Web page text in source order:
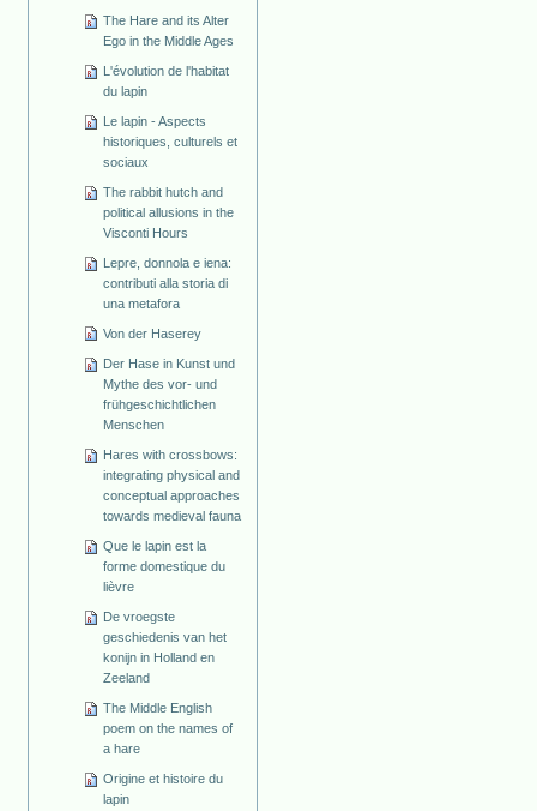
The Hare and its Alter
Ego in the Middle Ages
L'évolution de l'habitat
du lapin
Le lapin - Aspects
historiques, culturels et
sociaux
The rabbit hutch and
political allusions in the
Visconti Hours
Lepre, donnola e iena:
contributi alla storia di
una metafora
Von der Haserey
Der Hase in Kunst und
Mythe des vor- und
frühgeschichtlichen
Menschen
Hares with crossbows:
integrating physical and
conceptual approaches
towards medieval fauna
Que le lapin est la
forme domestique du
lièvre
De vroegste
geschiedenis van het
konijn in Holland en
Zeeland
The Middle English
poem on the names of
a hare
Origine et histoire du
lapin